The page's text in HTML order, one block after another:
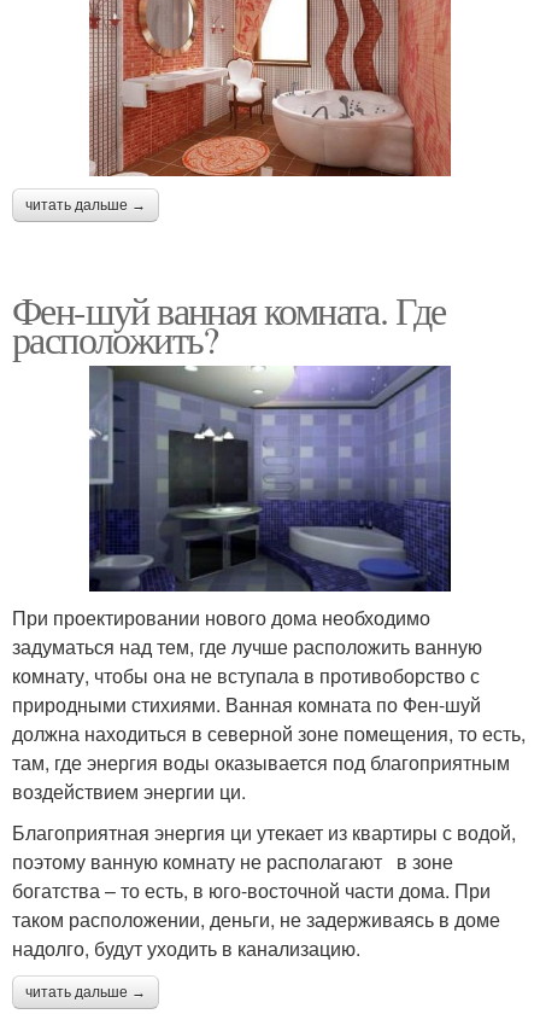
читать дальше →
Фен-шуй ванная комната. Где
расположить?
При проектировании нового дома необходимо
задуматься над тем, где лучше расположить ванную
комнату, чтобы она не вступала в противоборство с
природными стихиями. Ванная комната по Фен-шуй
должна находиться в северной зоне помещения, то есть,
там, где энергия воды оказывается под благоприятным
воздействием энергии ци.
Благоприятная энергия ци утекает из квартиры с водой,
поэтому ванную комнату не располагают в зоне
богатства – то есть, в юго-восточной части дома. При
таком расположении, деньги, не задерживаясь в доме
надолго, будут уходить в канализацию.
читать дальше →